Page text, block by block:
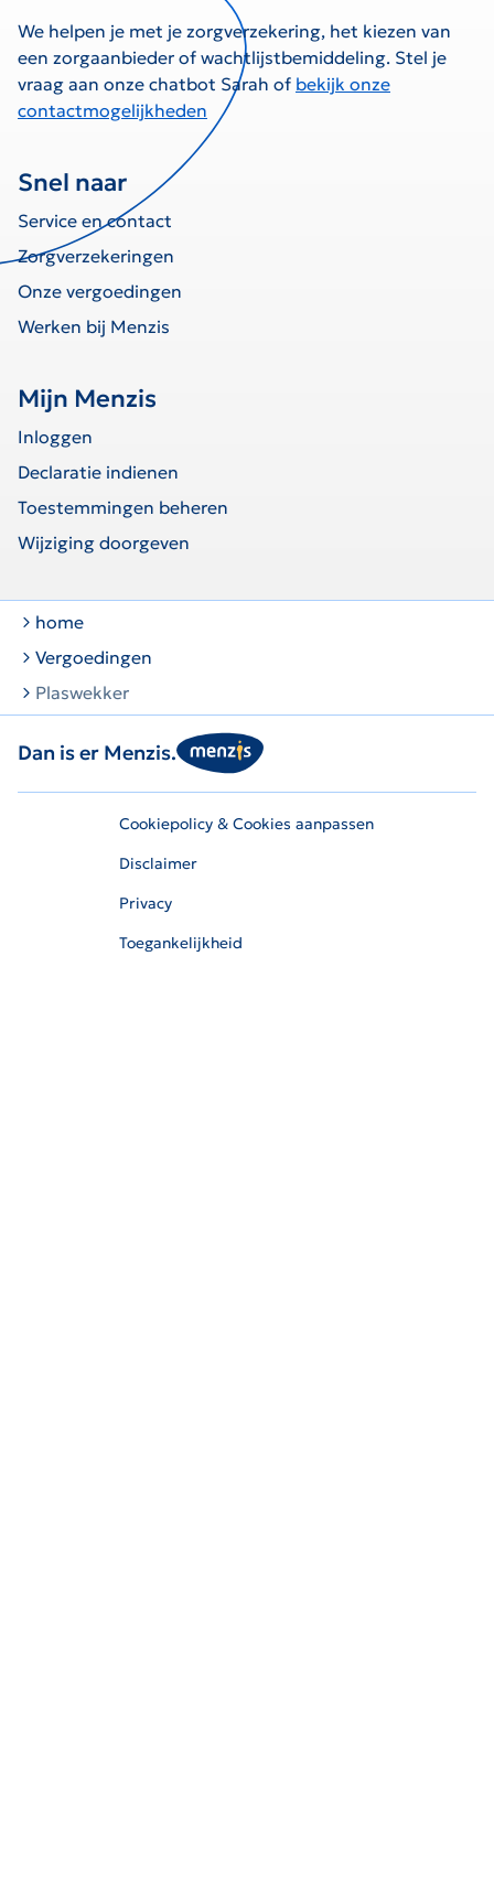
We helpen je met je zorgverzekering, het kiezen van
een zorgaanbieder of wachtlijstbemiddeling. Stel je
vraag aan onze chatbot Sarah of bekijk onze
contactmogelijkheden
Snel naar
Service en contact
Zorgverzekeringen
Onze vergoedingen
Werken bij Menzis
Mijn Menzis
Inloggen
Declaratie indienen
Toestemmingen beheren
Wijziging doorgeven
home
Vergoedingen
Plaswekker
Dan is er Menzis.
Cookiepolicy & Cookies aanpassen
Disclaimer
Privacy
Toegankelijkheid